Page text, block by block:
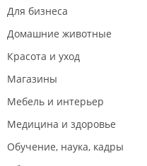
Для бизнеса
Домашние животные
Красота и уход
Магазины
Мебель и интерьер
Медицина и здоровье
Обучение, наука, кадры